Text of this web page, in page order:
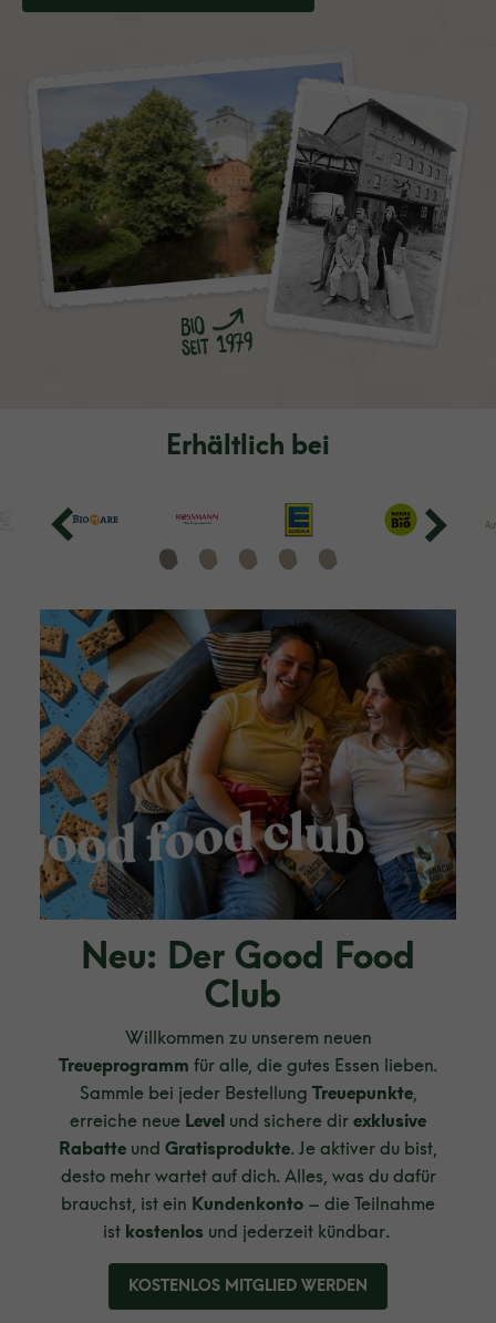
Erhältlich bei
Neu: Der Good Food
Club
Willkommen zu unserem neuen
Treueprogramm für alle, die gutes Essen lieben.
Sammle bei jeder Bestellung Treuepunkte,
erreiche neue Level und sichere dir exklusive
Rabatte und Gratisprodukte. Je aktiver du bist,
desto mehr wartet auf dich. Alles, was du dafür
brauchst, ist ein Kundenkonto – die Teilnahme
ist kostenlos und jederzeit kündbar.
KOSTENLOS MITGLIED WERDEN